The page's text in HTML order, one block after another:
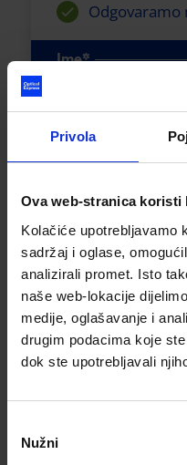
Privola
Ova web-stranica koristi
Kolačiće upotrebljavamo
sadržaj i oglase,
analizirali promet. Isto
naše web-lokacije
medije, oglašavanje i
drugim podacima koje
dok ste upotrebljavali
pristanka
Nužni
Odgovaramo
Ime*
e-mail adresa*
Slažem se
Željeli bismo koristiti vaše